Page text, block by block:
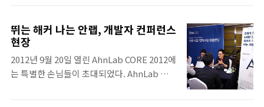
자리였다. 안랩 솔루션 위주의 전시에서 벗어
나, 보안업계 전체의 상생과 협력을 위한 보안
정보 전달에 주력하여 좋은 평가를 받았다. 시
큐리티 웨이브는 악성코드 및 침해사고 분석,
뛰는 해커 나는 안랩, 개발자 컨퍼런스
현장
2012년 9월 20일 열린 AhnLab CORE 2012에
는 특별한 손님들이 초대되었다. AhnLab 공